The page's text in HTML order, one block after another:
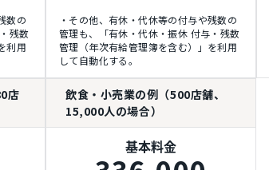
数の
残数
利用
・その他、有休・代休等の付与や残数の
管理も、「有休・代休・振休 付与・残数
管理（年次有給管理簿を含む）」を利用
して自動化する。
店
飲食・小売業の例（500店舗、
15,000人の場合）
基本料金